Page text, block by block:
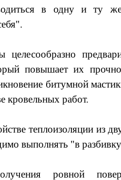
в одну и ту
повышает их
битумной
кровельных работ.
теплоизоляции из
выполнять "в
ровной